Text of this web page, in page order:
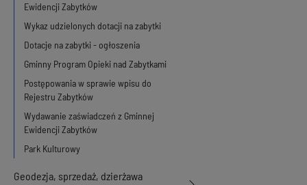
Ewidencji Zabytków
Wykaz udzielonych dotacji na zabytki
Dotacje na zabytki - ogłoszenia
Gminny Program Opieki nad Zabytkami
Postępowania w sprawie wpisu do
Rejestru Zabytków
Wydawanie zaświadczeń z Gminnej
Ewidencji Zabytków
Park Kulturowy
Geodezja, sprzedaż, dzierżawa